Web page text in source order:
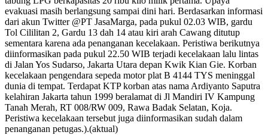
evakuasi masih berlangsung sampai dini hari. Berdasarkan informasi
dari akun Twitter @PT JasaMarga, pada pukul 02.03 WIB, gardu
Tol Cililitan 2, Gardu 13 dah 14 atau kiri arah Cawang ditutup
sementara karena ada penanganan kecelakaan. Peristiwa berikutnya
diinformasikan pada pukul 22.50 WIB terjadi kecelakaan lalu lintas
di Jalan Yos Sudarso, Jakarta Utara depan Kwik Kian Gie. Korban
kecelakaan pengendara sepeda motor plat B 4144 TYS meninggal
dunia di tempat. Terdapat KTP korban atas nama Ardiyanto Saputra
kelahiran Jakarta tahun 1999 beralamat di Jl Mandiri IV Kampung
Tanah Merah, RT 008/RW 009, Rawa Badak Selatan, Koja.
Peristiwa kecelakaan tersebut juga diinformasikan sudah dalam
penanganan petugas.).(aktual)